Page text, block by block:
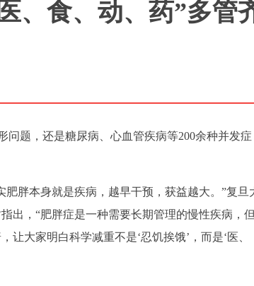
、食、动、药”多管
问题，还是糖尿病、心血管疾病等200余种并发症
胖本身就是疾病，越早干预，获益越大。”复旦
出，“肥胖症是一种需要长期管理的慢性疾病，但
大家明白科学减重不是‘忍饥挨饿’，而是‘医、